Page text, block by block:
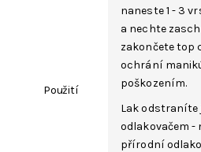
Použití
naneste 1 - 3
a nechte
zakončetetop
ochrání
poškozením.
Lak odstraníte
odlakovačem -
přírodní